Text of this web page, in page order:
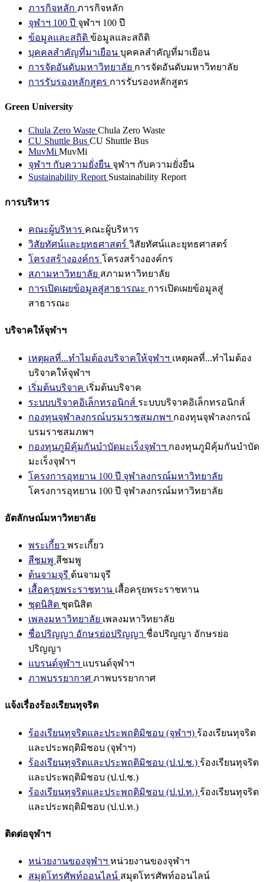
ภารกิจหลัก ภารกิจหลัก
จุฬาฯ 100 ปี จุฬาฯ 100 ปี
ข้อมูลและสถิติ ข้อมูลและสถิติ
บุคคลสำคัญที่มาเยือน บุคคลสำคัญที่มาเยือน
การจัดอันดับมหาวิทยาลัย การจัดอันดับมหาวิทยาลัย
การรับรองหลักสูตร การรับรองหลักสูตร
Green University
Chula Zero Waste Chula Zero Waste
CU Shuttle Bus CU Shuttle Bus
MuvMi MuvMi
จุฬาฯ กับความยั่งยืน จุฬาฯ กับความยั่งยืน
Sustainability Report Sustainability Report
การบริหาร
คณะผู้บริหาร คณะผู้บริหาร
วิสัยทัศน์และยุทธศาสตร์ วิสัยทัศน์และยุทธศาสตร์
โครงสร้างองค์กร โครงสร้างองค์กร
สภามหาวิทยาลัย สภามหาวิทยาลัย
การเปิดเผยข้อมูลสู่สาธารณะ การเปิดเผยข้อมูลสู่
สาธารณะ
บริจาคให้จุฬาฯ
เหตุผลที่...ทำไมต้องบริจาคให้จุฬาฯ เหตุผลที่...ทำไมต้อง
บริจาคให้จุฬาฯ
เริ่มต้นบริจาค เริ่มต้นบริจาค
ระบบบริจาคอิเล็กทรอนิกส์ ระบบบริจาคอิเล็กทรอนิกส์
กองทุนจุฬาลงกรณ์บรมราชสมภพฯ กองทุนจุฬาลงกรณ์
บรมราชสมภพฯ
กองทุนภูมิคุ้มกันบำบัดมะเร็งจุฬาฯ กองทุนภูมิคุ้มกันบำบัด
มะเร็งจุฬาฯ
โครงการอุทยาน 100 ปี จุฬาลงกรณ์มหาวิทยาลัย
โครงการอุทยาน 100 ปี จุฬาลงกรณ์มหาวิทยาลัย
อัตลักษณ์มหาวิทยาลัย
พระเกี้ยว พระเกี้ยว
สีชมพู สีชมพู
ต้นจามจุรี ต้นจามจุรี
เสื้อครุยพระราชทาน เสื้อครุยพระราชทาน
ชุดนิสิต ชุดนิสิต
เพลงมหาวิทยาลัย เพลงมหาวิทยาลัย
ชื่อปริญญา อักษรย่อปริญญา ชื่อปริญญา อักษรย่อ
ปริญญา
แบรนด์จุฬาฯ แบรนด์จุฬาฯ
ภาพบรรยากาศ ภาพบรรยากาศ
แจ้งเรื่องร้องเรียนทุจริต
ร้องเรียนทุจริตและประพฤติมิชอบ (จุฬาฯ) ร้องเรียนทุจริต
และประพฤติมิชอบ (จุฬาฯ)
ร้องเรียนทุจริตและประพฤติมิชอบ (ป.ป.ช.) ร้องเรียนทุจริต
และประพฤติมิชอบ (ป.ป.ช.)
ร้องเรียนทุจริตและประพฤติมิชอบ (ป.ป.ท.) ร้องเรียนทุจริต
และประพฤติมิชอบ (ป.ป.ท.)
ติดต่อจุฬาฯ
หน่วยงานของจุฬาฯ หน่วยงานของจุฬาฯ
สมุดโทรศัพท์ออนไลน์ สมุดโทรศัพท์ออนไลน์